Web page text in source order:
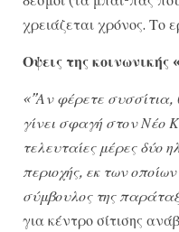
χρειάζεται χρόνος. Το
Οψεις της κοινωνικής
«”Αν φέρετε
γίνει σφαγή στον Νέο
τελευταίες μέρες δύο
περιοχής, εκ των
σύμβουλος της
για κέντρο σίτισης